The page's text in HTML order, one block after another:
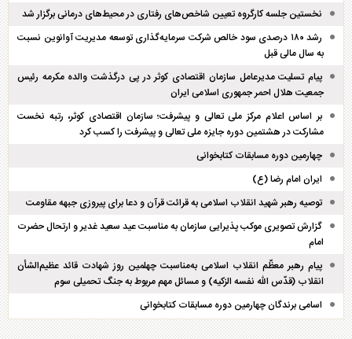
نخستین جلسه کارگروه تعیین شاخص‌های رفتاری در محیط‌های درمانی برگزار شد
رشد ۱۸۰ درصدی سود خالص شرکت سرمایه‌گذاری توسعه مدیریت آوانوین نسبت
به سال مالی قبل
پیام تسلیت مدیرعامل سازمان اقتصادی کوثر در پی درگذشت والده مکرمه رئیس
جمعیت هلال احمر جمهوری اسلامی ایران
بر اساس اعلام مرکز ملی تعالی و پیشرفت؛ سازمان اقتصادی کوثر، رتبه نخست
مشارکت در هشتمین دوره جایزه ملی تعالی و پیشرفت را کسب کرد
چهارمین دوره مسابقات کتابخوانی
ایران امام رضا (ع)
توصیه رهبر شهید انقلاب اسلامی به قرائت قرآن و دعا برای پیروزی جبهه مقاومت
گزارش تصویری موکب پذیرایی سازمان به مناسبت عید سعید غدیر و ارتحال حضرت
امام
پیام رهبر معظّم انقلاب اسلامی به‌مناسبت چهلمین روز شهادت قائد عظیم‌الشأن
انقلاب (قدّس الله نفسه الزکیه) و مسائل مهم مربوط به جنگ تحمیلی سوم
اسامی برندگان چهارمین دوره مسابقات کتابخوانی